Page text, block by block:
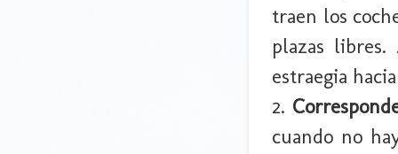
traen los
plazas
estraegia
2.
cuando no